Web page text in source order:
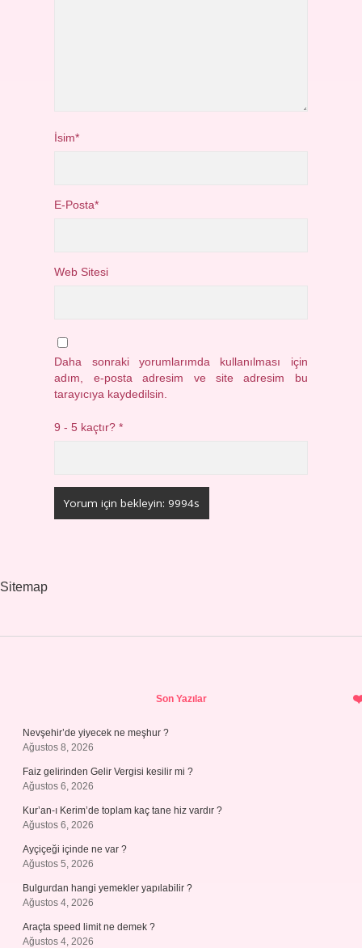
İsim*
E-Posta*
Web Sitesi
Daha sonraki yorumlarımda kullanılması için
adım, e-posta adresim ve site adresim bu
tarayıcıya kaydedilsin.
9 - 5 kaçtır?*
Sitemap
Son Yazılar
Nevşehir’de yiyecek ne meşhur ?
Ağustos 8, 2026
Faiz gelirinden Gelir Vergisi kesilir mi ?
Ağustos 6, 2026
Kur’an-ı Kerim’de toplam kaç tane hiz vardır ?
Ağustos 6, 2026
Ayçiçeği içinde ne var ?
Ağustos 5, 2026
Bulgurdan hangi yemekler yapılabilir ?
Ağustos 4, 2026
Araçta speed limit ne demek ?
Ağustos 4, 2026